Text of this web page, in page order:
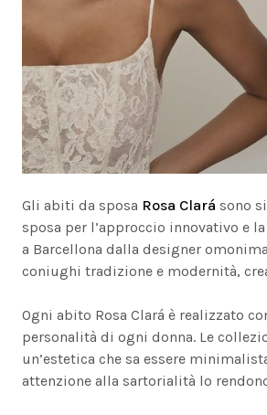
Gli abiti da sposa Rosa Clará sono
sposa per l’approccio innovativo e
a Barcellona dalla designer
coniughi tradizione e modernità,
Ogni abito Rosa Clará è realizzato
personalità di ogni donna. Le
un’estetica che sa essere
attenzione alla sartorialità lo